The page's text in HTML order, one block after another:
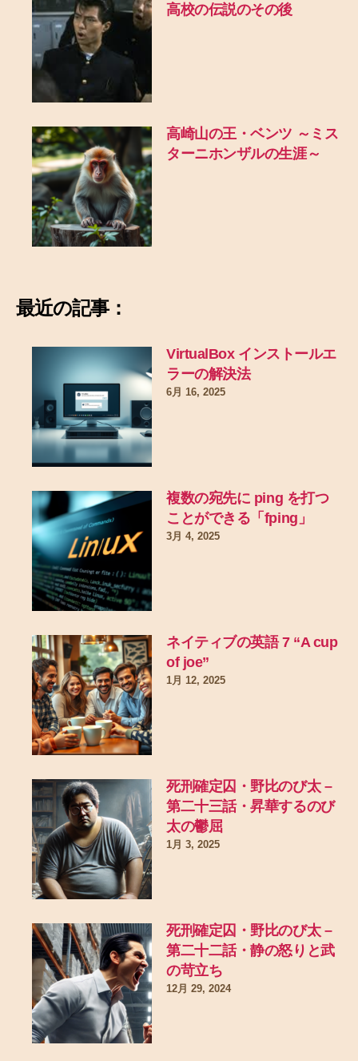
高校の伝説のその後
高崎山の王・ベンツ ～ミス
ターニホンザルの生涯～
最近の記事：
VirtualBox インストールエ
ラーの解決法
6月 16, 2025
複数の宛先に ping を打つ
ことができる「fping」
3月 4, 2025
ネイティブの英語 7 “A cup
of joe”
1月 12, 2025
死刑確定囚・野比のび太 –
第二十三話・昇華するのび
太の鬱屈
1月 3, 2025
死刑確定囚・野比のび太 –
第二十二話・静の怒りと武
の苛立ち
12月 29, 2024